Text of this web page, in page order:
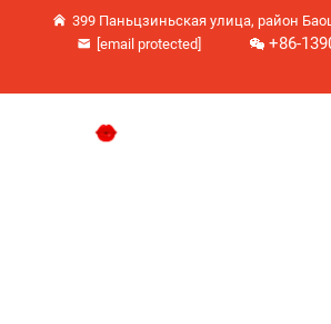
399 Паньцзиньская улица, район
[email protected]
+86-